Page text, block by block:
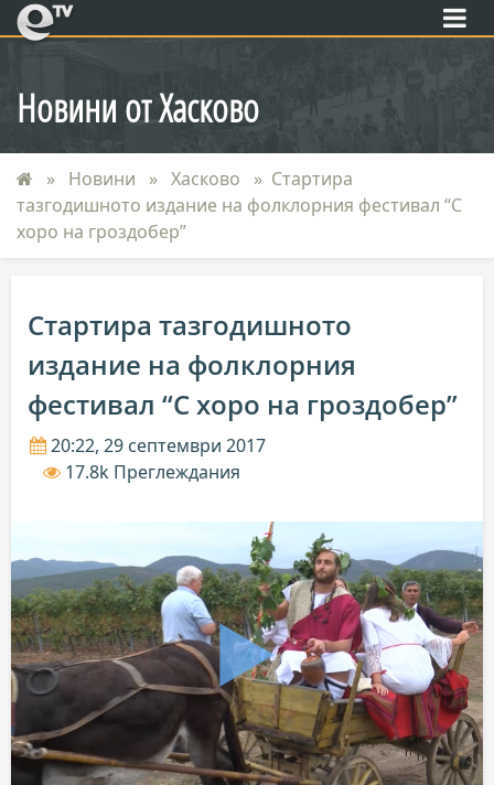
eTV
Новини от Хасково
Новини Хасково
Стартира
тазгодишното издание на фолклорния фестивал “С
хоро на гроздобер”
Стартира тазгодишното
издание на фолклорния
фестивал “С хоро на гроздобер”
20:22, 29 септември 2017
17.8k Преглеждания